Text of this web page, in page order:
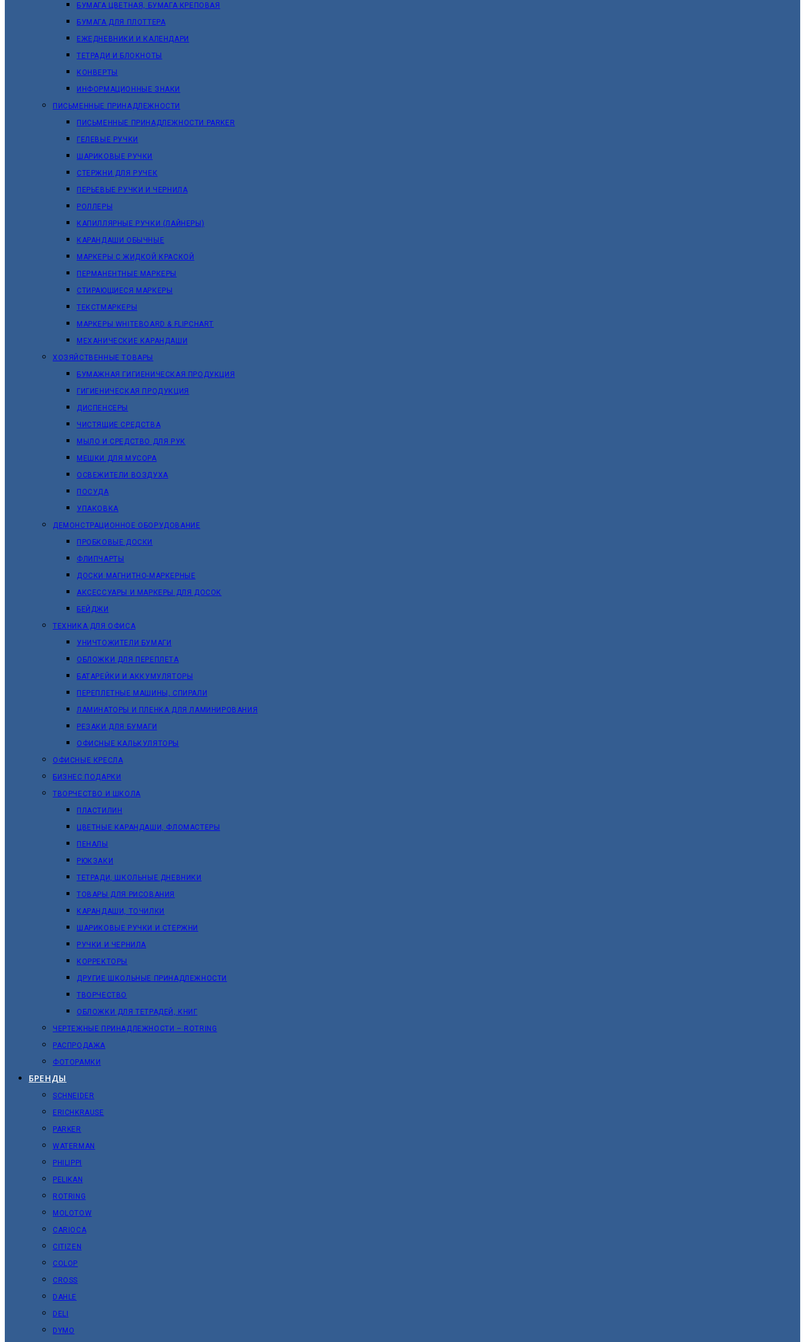
БУМАГА ЦВЕТНАЯ, БУМАГА КРЕПОВАЯ
БУМАГА ДЛЯ ПЛОТТЕРА
ЕЖЕДНЕВНИКИ И КАЛЕНДАРИ
ТЕТРАДИ И БЛОКНОТЫ
КОНВЕРТЫ
ИНФОРМАЦИОННЫЕ ЗНАКИ
ПИСЬМЕННЫЕ ПРИНАДЛЕЖНОСТИ
ПИСЬМЕННЫЕ ПРИНАДЛЕЖНОСТИ PARKER
ГЕЛЕВЫЕ РУЧКИ
ШАРИКОВЫЕ РУЧКИ
СТЕРЖНИ ДЛЯ РУЧЕК
ПЕРЬЕВЫЕ РУЧКИ И ЧЕРНИЛА
РОЛЛЕРЫ
КАПИЛЛЯРНЫЕ РУЧКИ (ЛАЙНЕРЫ)
КАРАНДАШИ ОБЫЧНЫЕ
МАРКЕРЫ C ЖИДКОЙ КРАСКОЙ
ПЕРМАНЕНТНЫЕ МАРКЕРЫ
СТИРАЮЩИЕСЯ МАРКЕРЫ
ТЕКСТМАРКЕРЫ
МАРКЕРЫ WHITEBOARD & FLIPCHART
МЕХАНИЧЕСКИЕ КАРАНДАШИ
ХОЗЯЙСТВЕННЫЕ ТОВАРЫ
БУМАЖНАЯ ГИГИЕНИЧЕСКАЯ ПРОДУКЦИЯ
ГИГИЕНИЧЕСКАЯ ПРОДУКЦИЯ
ДИСПЕНСЕРЫ
ЧИСТЯЩИЕ СРЕДСТВА
МЫЛО И СРЕДСТВО ДЛЯ РУК
МЕШКИ ДЛЯ МУСОРА
ОСВЕЖИТЕЛИ ВОЗДУХА
ПОСУДА
УПАКОВКА
ДЕМОНСТРАЦИОННОЕ ОБОРУДОВАНИЕ
ПРОБКОВЫЕ ДОСКИ
ФЛИПЧАРТЫ
ДОСКИ МАГНИТНО-МАРКЕРНЫЕ
АКСЕССУАРЫ И МАРКЕРЫ ДЛЯ ДОСОК
БЕЙДЖИ
ТЕХНИКА ДЛЯ ОФИСА
УНИЧТОЖИТЕЛИ БУМАГИ
ОБЛОЖКИ ДЛЯ ПЕРЕПЛЕТА
БАТАРЕЙКИ И АККУМУЛЯТОРЫ
ПЕРЕПЛЕТНЫЕ МАШИНЫ, СПИРАЛИ
ЛАМИНАТОРЫ И ПЛЕНКА ДЛЯ ЛАМИНИРОВАНИЯ
РЕЗАКИ ДЛЯ БУМАГИ
ОФИСНЫЕ КАЛЬКУЛЯТОРЫ
ОФИСНЫЕ КРЕСЛА
БИЗНЕС ПОДАРКИ
ТВОРЧЕСТВО И ШКОЛА
ПЛАСТИЛИН
ЦВЕТНЫЕ КАРАНДАШИ, ФЛОМАСТЕРЫ
ПЕНАЛЫ
РЮКЗАКИ
ТЕТРАДИ, ШКОЛЬНЫЕ ДНЕВНИКИ
ТОВАРЫ ДЛЯ РИСОВАНИЯ
КАРАНДАШИ, ТОЧИЛКИ
ШАРИКОВЫЕ РУЧКИ И СТЕРЖНИ
РУЧКИ И ЧЕРНИЛА
КОРРЕКТОРЫ
ДРУГИЕ ШКОЛЬНЫЕ ПРИНАДЛЕЖНОСТИ
ТВОРЧЕСТВО
ОБЛОЖКИ ДЛЯ ТЕТРАДЕЙ, КНИГ
ЧЕРТЕЖНЫЕ ПРИНАДЛЕЖНОСТИ – ROTRING
РАСПРОДАЖА
ФОТОРАМКИ
БРЕНДЫ
SCHNEIDER
ERICHKRAUSE
PARKER
WATERMAN
PHILIPPI
PELIKAN
ROTRING
MOLOTOW
CARIOCA
CITIZEN
COLOP
CROSS
DAHLE
DELI
DYMO